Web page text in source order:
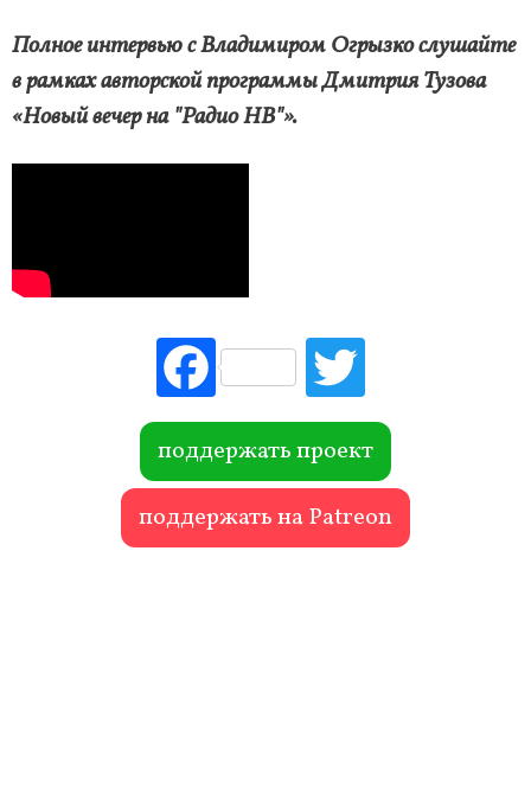
Полное интервью с Владимиром Огрызко слушайте
в рамках авторской программы Дмитрия Тузова
«Новый вечер на "Радио НВ"».
Fac
ebo
ok r
поддержать проект
поддержать на Patreon